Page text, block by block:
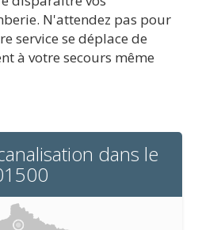
N'attendez pas pour
service se déplace de
à votre secours même
dans le